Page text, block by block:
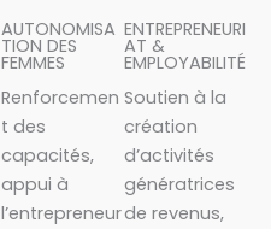
AUTONOMISA
TION DES
FEMMES
Renforcemen
t des
capacités,
appui à
l’entrepreneur
ENTREPRENEURI
AT &
EMPLOYABILITÉ
Soutien à la
création
d’activités
génératrices
de revenus,